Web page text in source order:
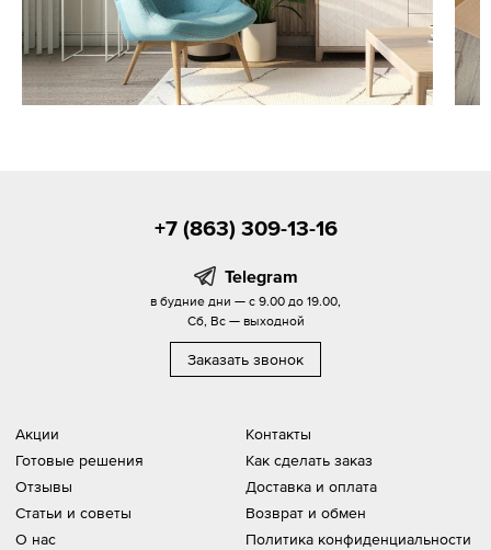
Акции
Готовые решения
Отзывы
Статьи и советы
О нас
Контакты
Как сделать заказ
Доставка и оплата
Возврат и обмен
Политика конфиденциальности
+7 (863) 309-13-16
Telegram
в будние дни — с 9.00 до 19.00,
Сб, Вс — выходной
Заказать звонок